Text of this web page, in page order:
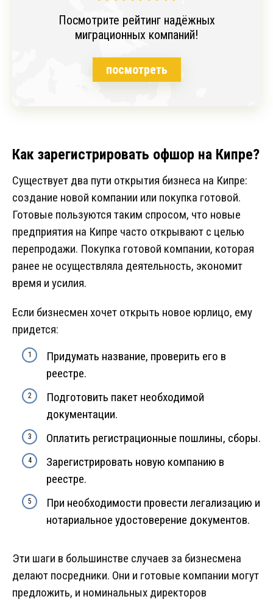
Посмотрите рейтинг надёжных
миграционных компаний!
посмотреть
Как зарегистрировать офшор на Кипре?
Существует два пути открытия бизнеса на Кипре:
создание новой компании или покупка готовой.
Готовые пользуются таким спросом, что новые
предприятия на Кипре часто открывают с целью
перепродажи. Покупка готовой компании, которая
ранее не осуществляла деятельность, экономит
время и усилия.
Если бизнесмен хочет открыть новое юрлицо, ему
придется:
Придумать название, проверить его в
реестре.
Подготовить пакет необходимой
документации.
Оплатить регистрационные пошлины, сборы.
Зарегистрировать новую компанию в
реестре.
При необходимости провести легализацию и
нотариальное удостоверение документов.
Эти шаги в большинстве случаев за бизнесмена
делают посредники. Они и готовые компании могут
предложить, и номинальных директоров